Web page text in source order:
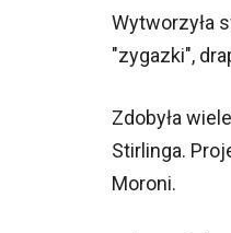
Wytworzyła
"zygazki",
Zdobyła
Stirlinga.
Moroni.